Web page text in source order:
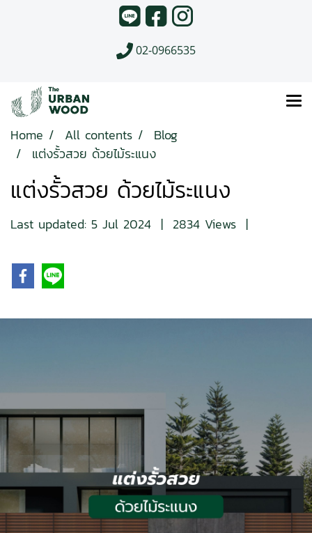
02-0966535
Home All contents
Blog
แต่งรั้วสวย ด้วยไม้ระแนง
แต่งรั้วสวย ด้วยไม้ระแนง
Last updated: 5 Jul 2024 | 2834 Views |